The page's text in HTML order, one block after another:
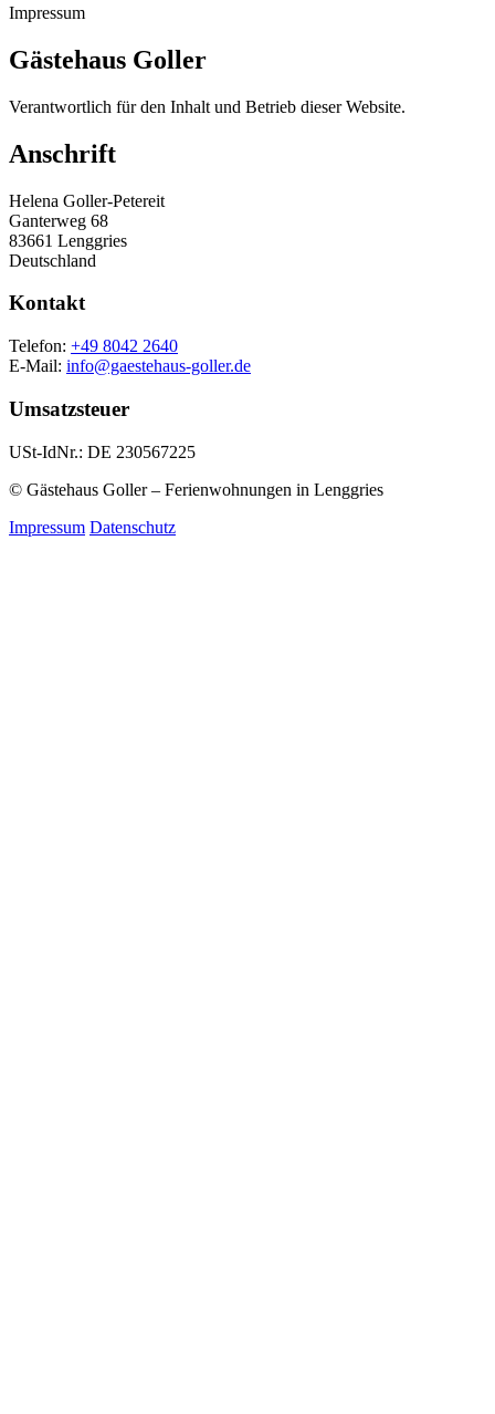
Impressum
Gästehaus Goller
Verantwortlich für den Inhalt und Betrieb dieser Website.
Anschrift
Helena Goller-Petereit
Ganterweg 68
83661 Lenggries
Deutschland
Kontakt
Telefon: +49 8042 2640
E-Mail: info@gaestehaus-goller.de
Umsatzsteuer
USt-IdNr.: DE 230567225
© Gästehaus Goller – Ferienwohnungen in Lenggries
Impressum Datenschutz